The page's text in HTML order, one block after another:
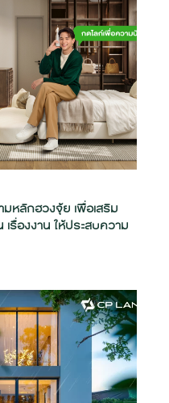
หลักฮวงจุ้ย เพื่อเสริม
เรื่องงาน ให้ประสบความ